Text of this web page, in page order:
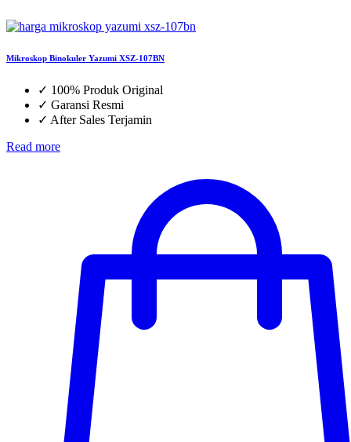
Mikroskop Binokuler Yazumi XSZ-107BN
✓ 100% Produk Original
✓ Garansi Resmi
✓ After Sales Terjamin
Read more